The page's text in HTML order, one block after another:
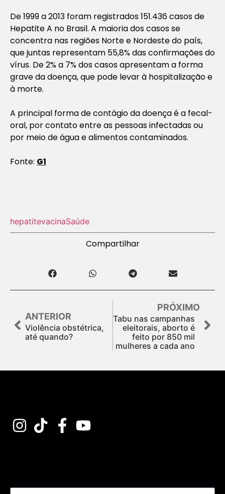
De 1999 a 2013 foram registrados 151.436 casos de
Hepatite A no Brasil. A maioria dos casos se
concentra nas regiões Norte e Nordeste do país,
que juntas representam 55,8% das confirmações do
vírus. De 2% a 7% dos casos apresentam a forma
grave da doença, que pode levar à hospitalização e
à morte.
A principal forma de contágio da doença é a fecal-
oral, por contato entre as pessoas infectadas ou
por meio de água e alimentos contaminados.
Fonte: G1
hepatitevacinaSaúde
Compartilhar
ANTERIOR
Violência obstétrica,
até quando?
PRÓXIMO
Tabu nas campanhas
eleitorais, aborto é
feito por 850 mil
mulheres a cada ano